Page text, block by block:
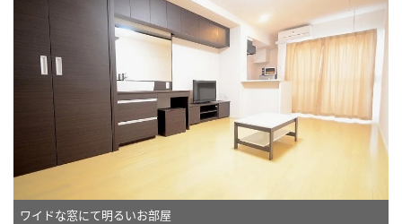
ワイドな窓にて明るいお部屋